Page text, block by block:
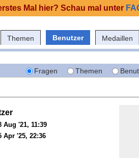
Themen Benutzer Medaillen
Fragen Themen
Aug '21, 11:39
Apr '25, 22:36
Mal hier? Schau mal unter